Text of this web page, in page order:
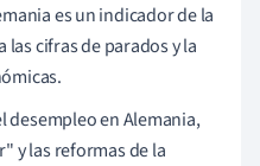
es un indicador de la
cifras de parados y la
desempleo en Alemania,
y las reformas de la